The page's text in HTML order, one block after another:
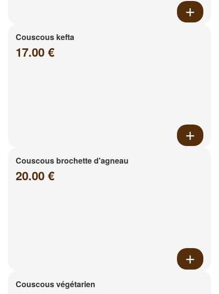
Couscous kefta
17.00 €
Couscous brochette d'agneau
20.00 €
Couscous végétarien